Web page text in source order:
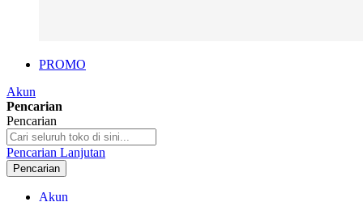
PROMO
Akun
Pencarian
Pencarian
Pencarian Lanjutan
Pencarian
Akun